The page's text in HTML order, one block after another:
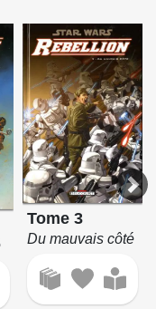
Tome 3
Du mauvais côté